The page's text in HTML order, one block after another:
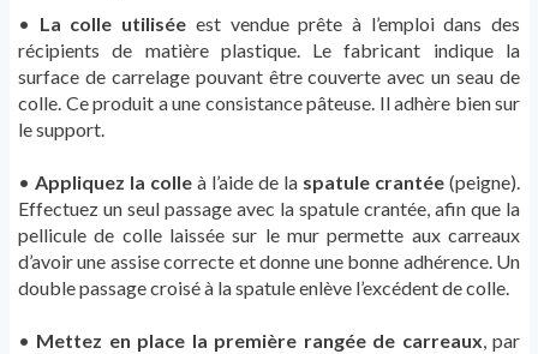
• La colle utilisée est vendue prête à l’emploi dans des
récipients de matière plastique. Le fabricant indique la
surface de carrelage pouvant être couverte avec un seau de
colle. Ce produit a une consistance pâteuse. Il adhère bien sur
le support.
• Appliquez la colle à l’aide de la spatule crantée (peigne).
Effectuez un seul passage avec la spatule crantée, afin que la
pellicule de colle laissée sur le mur permette aux carreaux
d’avoir une assise correcte et donne une bonne adhérence. Un
double passage croisé à la spatule enlève l’excédent de colle.
• Mettez en place la première rangée de carreaux, par